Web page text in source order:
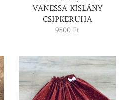
VANESSA KISLÁNY
CSIPKERUHA
9500 Ft